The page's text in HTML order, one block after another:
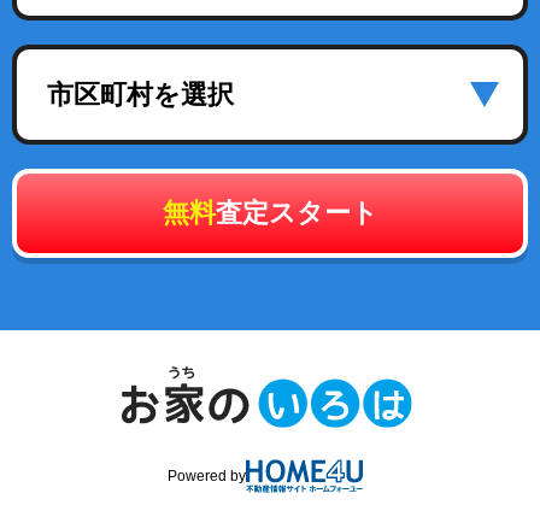
市区町村を選択
無料査定スタート
Powered by